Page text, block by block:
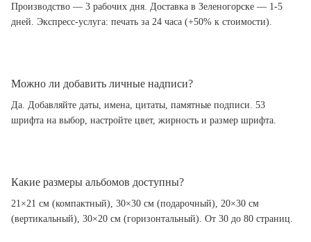
Производство — 3 рабочих дня. Доставка в Зеленогорске — 1-5
дней. Экспресс-услуга: печать за 24 часа (+50% к стоимости).
Можно ли добавить личные надписи?
Да. Добавляйте даты, имена, цитаты, памятные подписи. 53
шрифта на выбор, настройте цвет, жирность и размер шрифта.
Какие размеры альбомов доступны?
21×21 см (компактный), 30×30 см (подарочный), 20×30 см
(вертикальный), 30×20 см (горизонтальный). От 30 до 80 страниц.